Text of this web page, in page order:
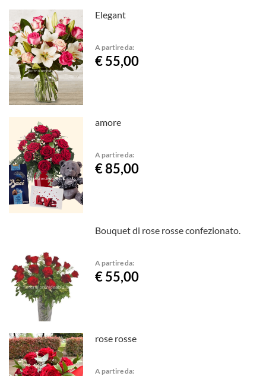
Elegant
A partire da:
€ 55,00
amore
A partire da:
€ 85,00
Bouquet di rose rosse confezionato.
A partire da:
€ 55,00
rose rosse
A partire da: